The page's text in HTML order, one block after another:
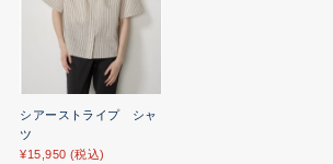
シアーストライプ シャ
ツ
¥15,950 (税込)